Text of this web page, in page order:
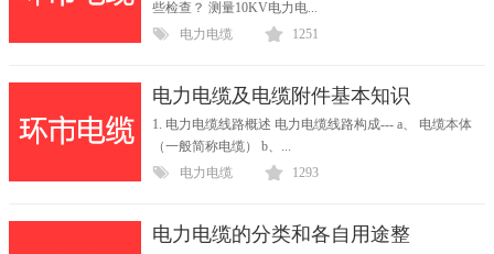
些检查？ 测量10KV电力电...
电力电缆
1251
电力电缆及电缆附件基本知识
1. 电力电缆线路概述 电力电缆线路构成--- a、 电缆本体
（一般简称电缆） b、...
电力电缆
1293
电力电缆的分类和各自用途整